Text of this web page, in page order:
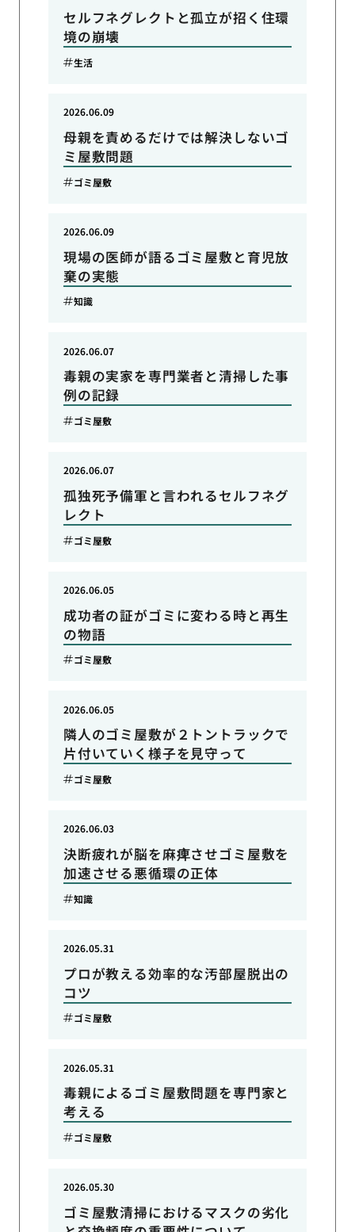
セルフネグレクトと孤立が招く住環
境の崩壊
生活
母親を責めるだけでは解決しないゴ
ミ屋敷問題
2026.06.09
ゴミ屋敷
現場の医師が語るゴミ屋敷と育児放
棄の実態
2026.06.09
知識
毒親の実家を専門業者と清掃した事
例の記録
2026.06.07
ゴミ屋敷
孤独死予備軍と言われるセルフネグ
レクト
2026.06.07
ゴミ屋敷
成功者の証がゴミに変わる時と再生
の物語
2026.06.05
ゴミ屋敷
隣人のゴミ屋敷が２トントラックで
片付いていく様子を見守って
2026.06.05
ゴミ屋敷
決断疲れが脳を麻痺させゴミ屋敷を
加速させる悪循環の正体
2026.06.03
知識
プロが教える効率的な汚部屋脱出の
コツ
2026.05.31
ゴミ屋敷
毒親によるゴミ屋敷問題を専門家と
考える
2026.05.31
ゴミ屋敷
ゴミ屋敷清掃におけるマスクの劣化
2026.05.30